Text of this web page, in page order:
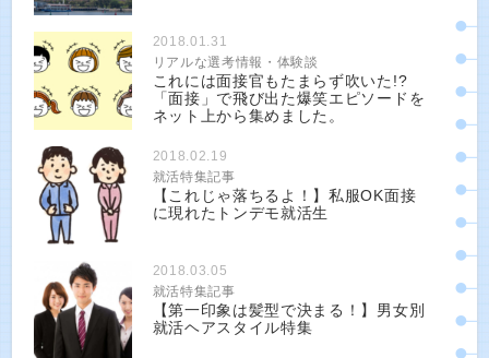
2018.01.31
リアルな選考情報・体験談
これには面接官もたまらず吹いた!?
「面接」で飛び出た爆笑エピソードを
ネット上から集めました。
2018.02.19
就活特集記事
【これじゃ落ちるよ！】私服OK面接
に現れたトンデモ就活生
2018.03.05
就活特集記事
【第一印象は髪型で決まる！】男女別
就活ヘアスタイル特集